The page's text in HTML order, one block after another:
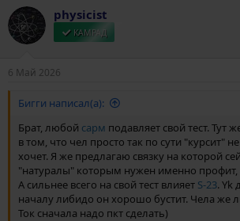
к
ц
и
и
physicist
КАМРАД
6 Май 2026
Бигги написал(а):
Брат, любой сарм подавляет свой тест. Тут
в том, что чел просто так по сути "курсит"
хочет. Я же предлагаю связку на которой
"натуралы" которым нужен именно профит,
А сильнее всего на свой тест влияет S-23. Yk
началу либидо он хорошо бустит. Чела же
Ток сначала надо пкт сделать)